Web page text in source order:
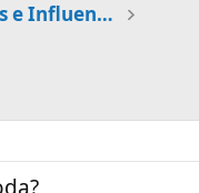
Cotilleos de Youtubers e Influencers Famosos